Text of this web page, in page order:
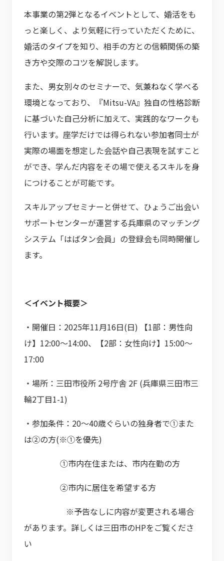
本事業の第2弾となるイベントとして、婚活をも
っと楽しく、より気軽に行っていただくために、
婚活のタイプを知り、相手の方との信頼関係の築
き方や交際のコツを解説します。
また、男女別々のセミナーで、気兼ねなく学べる
環境となっており、『Mitsu-VA』独自の性格診断
に基づいた自己分析に加えて、実践的なワークも
行います。座学だけでは得られない参加者同士が
実際の場面を想定した会話や自己表現を試すこと
ができ、学んだ内容をその場で使えるスキルを身
につけることが可能です。
スキルアップセミナーと併せて、ひょうご出会い
サポートセンターが運営する兵庫県のマッチング
システム「はばタン会員」の登録会も同時開催し
ます。
＜イベント概要＞
・開催日：2025年11月16日(日) 【1部：男性向
け】12:00～14:00、【2部：女性向け】15:00～
17:00
・場所：三田市役所 2号庁舎 2F (兵庫県三田市三
輪2丁目1-1)
・参加条件：20～40歳ぐらいの独身者で①また
は②の方(※①を優先)
①市内在住または、市内在勤の方
②市内に居住を希望する方
※予告なしに内容が変更される場合
があります。詳しくは三田市のHPをご覧くださ
い